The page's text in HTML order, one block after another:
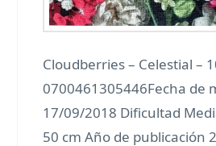
Cloudberries – Celestial –
0700461305446Fecha de
17/09/2018 Dificultad
50 cm Año de publicación